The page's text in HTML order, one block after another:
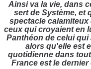
Ainsi va la vie, dans
sert de Système, et
spectacle
ceux qui croyaient en
Panthéon de celui
alors qu'elle est
quotidienne dans
France est le